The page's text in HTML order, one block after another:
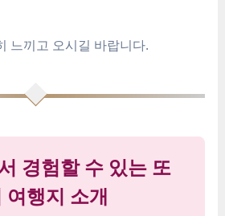
느끼고 오시길 바랍니다.
경험할 수 있는 또
여행지 소개